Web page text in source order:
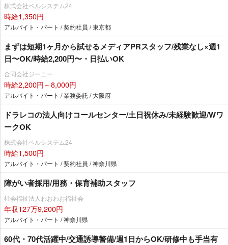
株式会社ベルシステム24
時給1,350円
アルバイト・パート / 契約社員 / 東京都
まずは短期1ヶ月から試せるメディアPRスタッフ/残業なし×週1
日〜OK/時給2,200円〜・日払いOK
合同会社ジーニー
時給2,200円～8,000円
アルバイト・パート / 業務委託 / 大阪府
ドラレコの法人向けコールセンター/土日祝休み/未経験歓迎/Wワ
ークOK
株式会社ベルシステム24
時給1,500円
アルバイト・パート / 契約社員 / 神奈川県
障がい者採用/用務・保育補助スタッフ
社会福祉法人わおわお福祉会
年収127万9,200円
アルバイト・パート / 神奈川県
60代・70代活躍中/交通誘導警備/週1日からOK/研修中も手当有